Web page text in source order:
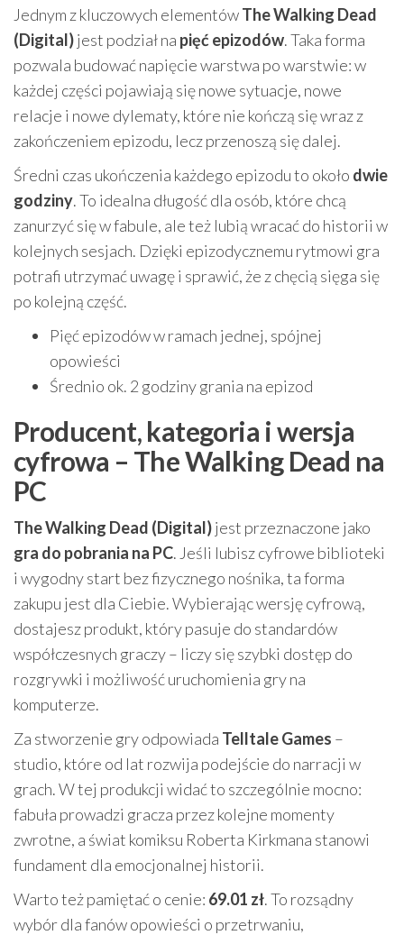
Jednym z kluczowych elementówThe Walking Dead
(Digital)jest podział na pięć epizodów. Taka forma
pozwala budować napięcie warstwa po warstwie: w
każdej części pojawiają się nowe sytuacje, nowe
relacje i nowe dylematy, które nie kończą się wraz z
zakończeniem epizodu, lecz przenoszą się dalej.
Średni czas ukończenia każdego epizodu to około dwie
godziny. To idealna długość dla osób, które chcą
zanurzyć się w fabule, ale też lubią wracać do historii w
kolejnych sesjach. Dzięki epizodycznemu rytmowi gra
potrafi utrzymać uwagę i sprawić, że z chęcią sięga się
po kolejną część.
Pięć epizodów w ramach jednej, spójnej
opowieści
Średnio ok. 2 godziny grania na epizod
Producent, kategoria i wersja
cyfrowa – The Walking Dead na
PC
The Walking Dead (Digital)jest przeznaczone jako
gra do pobrania na PC. Jeśli lubisz cyfrowe biblioteki
i wygodny start bez fizycznego nośnika, ta forma
zakupu jest dla Ciebie. Wybierając wersję cyfrową,
dostajesz produkt, który pasuje do standardów
współczesnych graczy – liczy się szybki dostęp do
rozgrywki i możliwość uruchomienia gry na
komputerze.
Za stworzenie gry odpowiada Telltale Games –
studio, które od lat rozwija podejście do narracji w
grach. W tej produkcji widać to szczególnie mocno:
fabuła prowadzi gracza przez kolejne momenty
zwrotne, a świat komiksu Roberta Kirkmana stanowi
fundament dla emocjonalnej historii.
Warto też pamiętać o cenie: 69.01 zł. To rozsądny
wybór dla fanów opowieści o przetrwaniu,